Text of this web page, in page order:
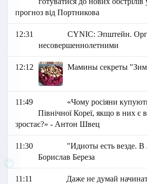
прогноз від Портникова
12:31
СYNIC: Эпштейн.
несовершеннолетними
12:12 Мамины секреты
11:49
«Чому росіяни
Північної Кореї, якщо в них є
зростає?» - Антон Швец
11:30
"Идиоты есть везде.
Борислав Береза
11:11
Даже не думай